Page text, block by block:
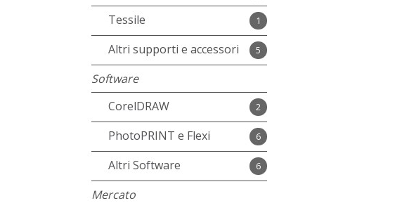
1
Tessile
5
Altri supporti e accessori
Software
2
CorelDRAW
6
PhotoPRINT e Flexi
6
Altri Software
Mercato